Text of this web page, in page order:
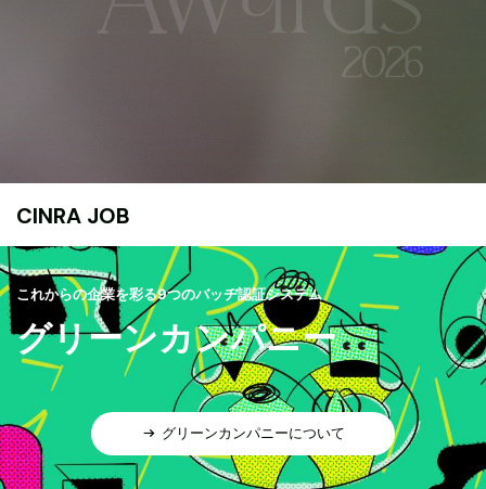
CINRA JOB
これからの企業を彩る9つのバッヂ認証システム
グリーンカンパニー
グリーンカンパニーについて